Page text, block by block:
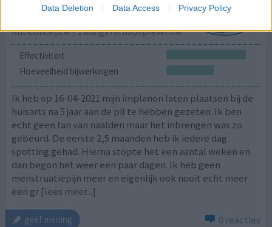
Data Deletion Data Access Privacy Policy
15-08-2021 | Vrouw | 21
Anticonceptie / zwangerschapspreventie
Effectiviteit
Hoeveelheid bijwerkingen
Ik heb op 16-04-2021 mijn implanon laten plaatsen bij de
huisarts na 5 jaar aan de pil te hebben gezeten. Ik ben
echt geen fan van naalden maar het inbrengen was zo
gebeurd. De eerste 2,5 maanden heb ik iedere dag
spotting gehad. Hierna stopte het een aantal weken en
dan begon het weer een paar dagen. Ik heb geen
menstruatiepijn meer en eigenlijk ook nooit echt meer
een gr [lees meer...]
geef mening 0 reacties